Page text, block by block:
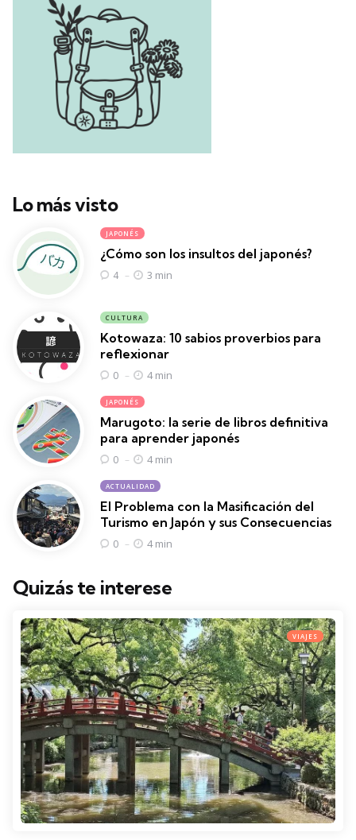
Lo más visto
JAPONÉS
¿Cómo son los insultos del japonés?
4 3 min
CULTURA
Kotowaza: 10 sabios proverbios para
reflexionar
0 4 min
JAPONÉS
Marugoto: la serie de libros definitiva
para aprender japonés
0 4 min
ACTUALIDAD
El Problema con la Masificación del
Turismo en Japón y sus Consecuencias
0 4 min
Quizás te interese
VIAJES